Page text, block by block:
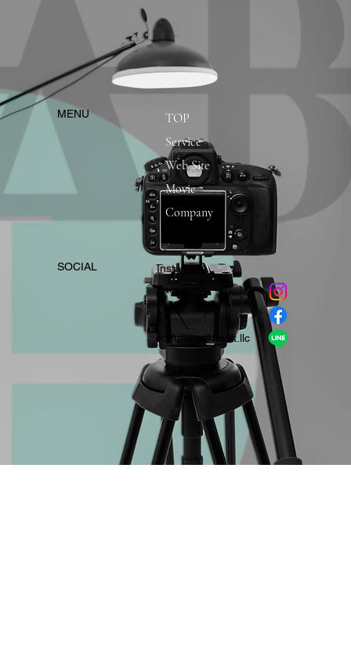
​MENU
TOP
Service
Web Site
Movie
Company
​SOCIAL
Instagram
​Facebook
company＠habit.llc